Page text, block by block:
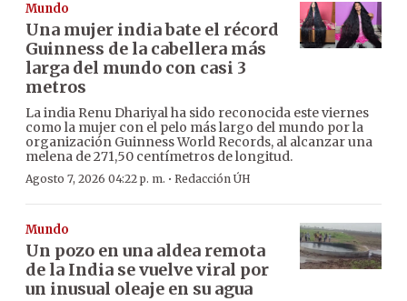
Mundo
Una mujer india bate el récord
Guinness de la cabellera más
larga del mundo con casi 3
metros
La india Renu Dhariyal ha sido reconocida este viernes
como la mujer con el pelo más largo del mundo por la
organización Guinness World Records, al alcanzar una
melena de 271,50 centímetros de longitud.
Agosto 7, 2026 04:22 p. m. · Redacción ÚH
Mundo
Un pozo en una aldea remota
de la India se vuelve viral por
un inusual oleaje en su agua